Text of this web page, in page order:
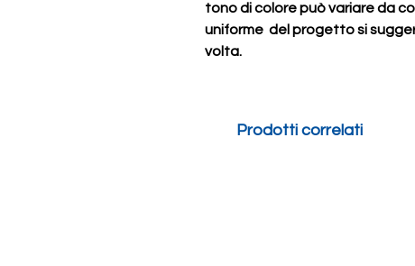
tono di colore può variare da
uniforme del progetto si
volta.
Prodotti correlati